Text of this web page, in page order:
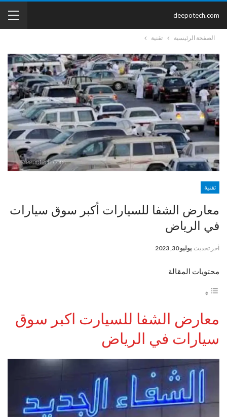
deepotech.com
الصفحة الرئيسية تقنية
تقنية
معارض الشفا للسيارات أكبر سوق سيارات
في الرياض
آخر تحديث يوليو 30, 2023
محتويات المقالة
معارض الشفا للسيارت اكبر سوق
سيارات في الرياض